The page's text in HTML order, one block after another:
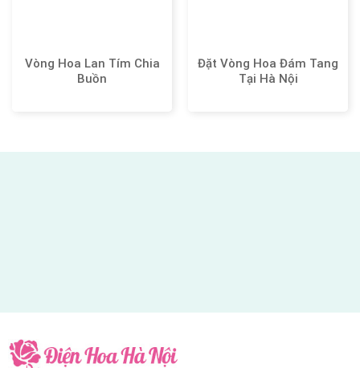
Vòng Hoa Lan Tím Chia
Buồn
Đặt Vòng Hoa Đám Tang
Tại Hà Nội